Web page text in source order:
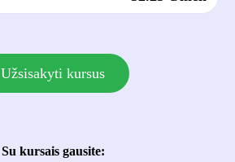
Užsisakyti kursus
Su kursais gausite: